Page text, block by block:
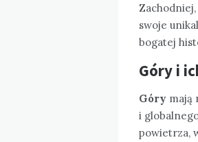
swoje
bogatej
Góry i
Góry mają
i
powietrza,